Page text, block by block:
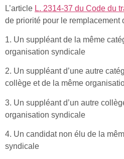
L’article L. 2314-37 du Code du
de priorité pour le remplacement
1. Un suppléant de la même
organisation syndicale
2. Un suppléant d’une autre
collège et de la même
3. Un suppléant d’un autre
organisation syndicale
4. Un candidat non élu de la
syndicale